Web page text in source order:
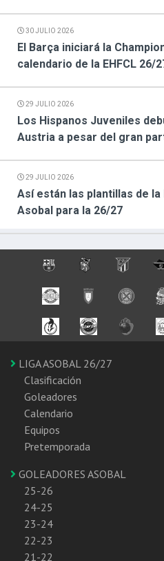
30 JULIO 2026
El Barça iniciará la
calendario de la EHFCL 26/
29 JULIO 2026
Los Hispanos Juveniles
Austria a pesar del gran
29 JULIO 2026
Así están las plantillas de la
Asobal para la 26/27
LIGA ASOBAL 26/27
Clasificación
Goleadores
Calendario
Equipos
Pretemporada
GOLEADORES ASOBAL
25-26
24-25
23-24
22-23
21-22